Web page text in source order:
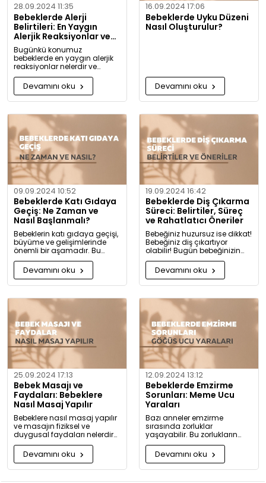
28.09.2024 11:35
Bebeklerde Alerji
Belirtileri: En Yaygın
Alerjik Reaksiyonlar ve
Önlemleri
Bugünkü konumuz
bebeklerde en yaygın alerjik
reaksiyonlar nelerdir ve
alerjiye karşı nasıl önlem
alınabilir? Artık alerjiye karşı
daha bilgili olacaksınız!
Devamını oku
16.09.2024 17:06
Bebeklerde Uyku Düzeni
Nasıl Oluşturulur?
Devamını oku
09.09.2024 10:52
Bebeklerde Katı Gıdaya
Geçiş: Ne Zaman ve
Nasıl Başlanmalı?
Bebeklerin katı gıdaya geçişi,
büyüme ve gelişimlerinde
önemli bir aşamadır. Bu
konuda bilmeniz gerekenleri
detaylıca anlattık!
Devamını oku
19.09.2024 16:42
Bebeklerde Diş Çıkarma
Süreci: Belirtiler, Süreç
ve Rahatlatıcı Öneriler
Bebeğiniz huzursuz ise dikkat!
Bebeğiniz diş çıkartıyor
olabilir! Bugün bebeğinizin
diş çıkarma belirtilerini ve sizi
rahatlatacak önerileri
paylaşıyoruz.
Devamını oku
25.09.2024 17:13
Bebek Masajı ve
Faydaları: Bebeklere
Nasıl Masaj Yapılır
Bebeklere nasıl masaj yapılır
ve masajın fiziksel ve
duygusal faydaları nelerdir?
Neden bugüne kadar masaj
yapmadığınıza pişman
olacaksınız!
Devamını oku
12.09.2024 13:12
Bebeklerde Emzirme
Sorunları: Meme Ucu
Yaraları
Bazı anneler emzirme
sırasında zorluklar
yaşayabilir. Bu zorlukların
başında meme ucu yaraları
ve emzirme sırasında
hissedilen acı gelir.
Devamını oku